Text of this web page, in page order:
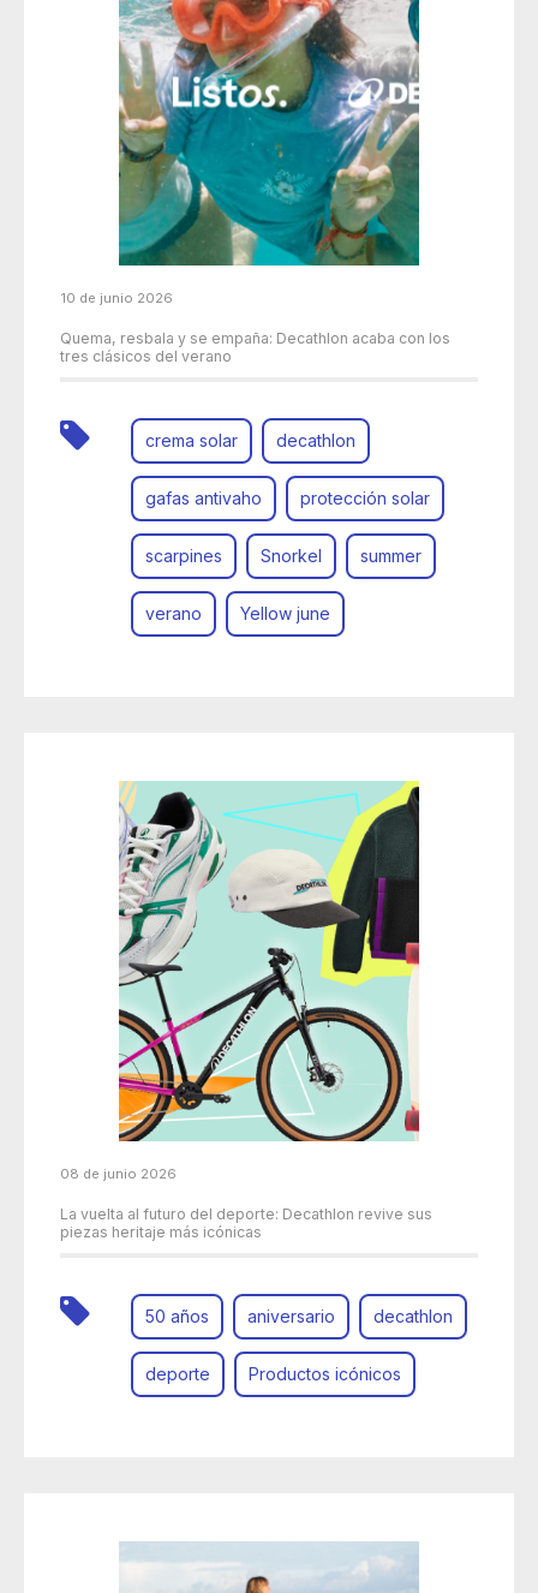
10 de junio 2026
Quema, resbala y se empaña: Decathlon acaba con los
tres clásicos del verano
crema solar decathlon
gafas antivaho protección solar
scarpines Snorkel summer
verano Yellow june
08 de junio 2026
La vuelta al futuro del deporte: Decathlon revive sus
piezas heritaje más icónicas
50 años aniversario decathlon
deporte Productos icónicos